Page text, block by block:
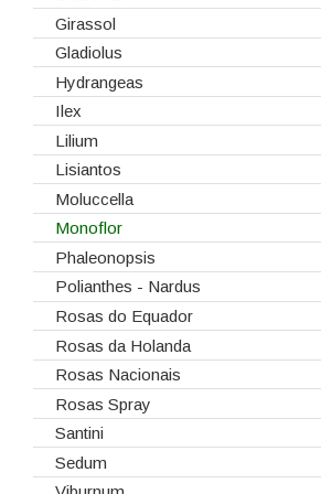
Girassol
Gladiolus
Hydrangeas
Ilex
Lilium
Lisiantos
Moluccella
Monoflor
Phaleonopsis
Polianthes - Nardus
Rosas do Equador
Rosas da Holanda
Rosas Nacionais
Rosas Spray
Santini
Sedum